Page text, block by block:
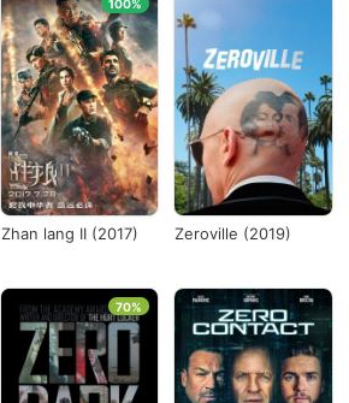
Zhan lang II (2017)
100%
Zeroville (2019)
70%